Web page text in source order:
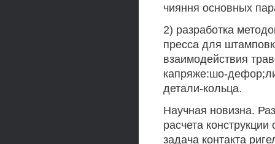
чияння основных
2) разработка
пресса для
взаимодействия
капряже:шо-
детали-кольца.
Научная новизна.
расчета
задача контакта